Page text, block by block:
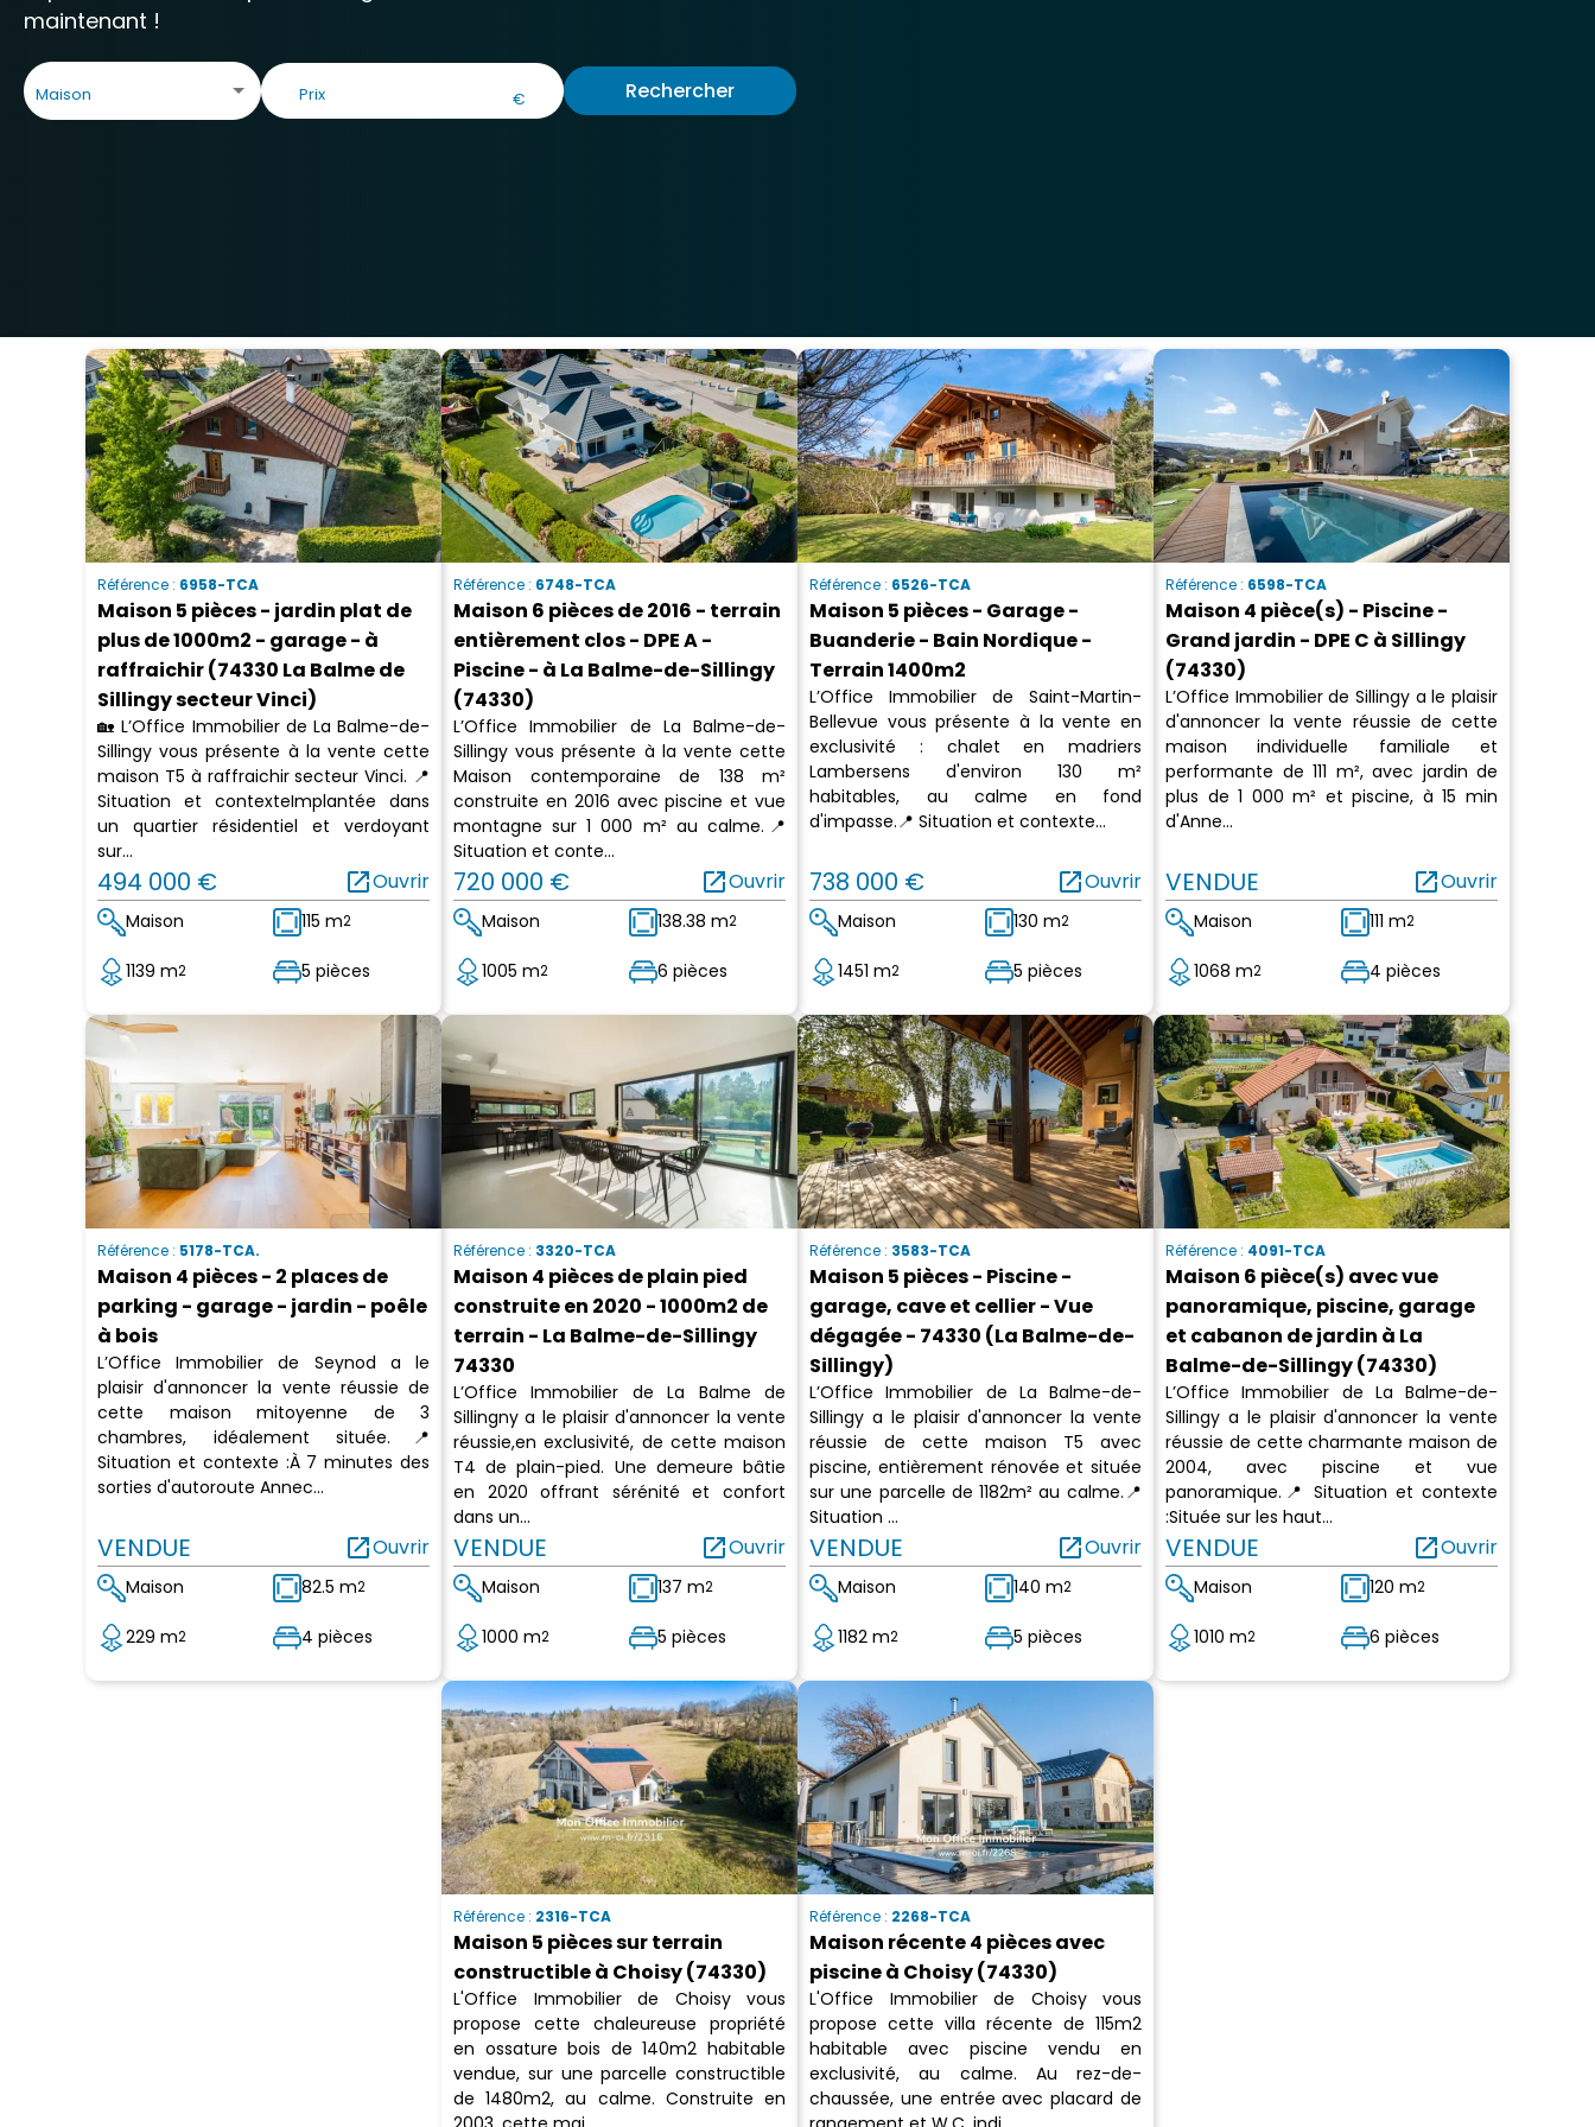
maintenant !
Maison € Rechercher
Référence : 6958-TCA
Maison 5 pièces - jardin plat de
plus de 1000m2 - garage - à
raffraichir (74330 La Balme de
Sillingy secteur Vinci)
🏡 L’Office Immobilier de La Balme-de-
Sillingy vous présente à la vente cette
maison T5 à raffraichir secteur Vinci. 📍
Situation et contexteImplantée dans
un quartier résidentiel et verdoyant
sur...
494 000 € open_in_newOuvrir
Maison 115 m2
1139 m2 5 pièces
Référence : 6748-TCA
Maison 6 pièces de 2016 - terrain
entièrement clos - DPE A -
Piscine - à La Balme-de-Sillingy
(74330)
L’Office Immobilier de La Balme-de-
Sillingy vous présente à la vente cette
Maison contemporaine de 138 m²
construite en 2016 avec piscine et vue
montagne sur 1 000 m² au calme.📍
Situation et conte...
720 000 € open_in_newOuvrir
Maison 138.38 m2
1005 m2 6 pièces
Référence : 6526-TCA
Maison 5 pièces - Garage -
Buanderie - Bain Nordique -
Terrain 1400m2
L’Office Immobilier de Saint-Martin-
Bellevue vous présente à la vente en
exclusivité : chalet en madriers
Lambersens d'environ 130 m²
habitables, au calme en fond
d'impasse.📍 Situation et contexte...
738 000 € open_in_newOuvrir
Maison 130 m2
1451 m2 5 pièces
Référence : 6598-TCA
Maison 4 pièce(s) - Piscine -
Grand jardin - DPE C à Sillingy
(74330)
L’Office Immobilier de Sillingy a le plaisir
d'annoncer la vente réussie de cette
maison individuelle familiale et
performante de 111 m², avec jardin de
plus de 1 000 m² et piscine, à 15 min
d'Anne...
VENDUE open_in_newOuvrir
Maison 111 m2
1068 m2 4 pièces
Référence : 5178-TCA.
Maison 4 pièces - 2 places de
parking - garage - jardin - poêle
à bois
L’Office Immobilier de Seynod a le
plaisir d'annoncer la vente réussie de
cette maison mitoyenne de 3
chambres, idéalement située.📍
Situation et contexte :À 7 minutes des
sorties d'autoroute Annec...
VENDUE open_in_newOuvrir
Maison 82.5 m2
229 m2 4 pièces
Référence : 3320-TCA
Maison 4 pièces de plain pied
construite en 2020 - 1000m2 de
terrain - La Balme-de-Sillingy
74330
L’Office Immobilier de La Balme de
Sillingny a le plaisir d'annoncer la vente
réussie,en exclusivité, de cette maison
T4 de plain-pied. Une demeure bâtie
en 2020 offrant sérénité et confort
dans un...
VENDUE open_in_newOuvrir
Maison 137 m2
1000 m2 5 pièces
Référence : 3583-TCA
Maison 5 pièces - Piscine -
garage, cave et cellier - Vue
dégagée - 74330 (La Balme-de-
Sillingy)
L’Office Immobilier de La Balme-de-
Sillingy a le plaisir d'annoncer la vente
réussie de cette maison T5 avec
piscine, entièrement rénovée et située
sur une parcelle de 1182m² au calme.📍
Situation ...
VENDUE open_in_newOuvrir
Maison 140 m2
1182 m2 5 pièces
Référence : 4091-TCA
Maison 6 pièce(s) avec vue
panoramique, piscine, garage
et cabanon de jardin à La
Balme-de-Sillingy (74330)
L’Office Immobilier de La Balme-de-
Sillingy a le plaisir d'annoncer la vente
réussie de cette charmante maison de
2004, avec piscine et vue
panoramique.📍 Situation et contexte
:Située sur les haut...
VENDUE open_in_newOuvrir
Maison 120 m2
1010 m2 6 pièces
Référence : 2316-TCA
Maison 5 pièces sur terrain
constructible à Choisy (74330)
L'Office Immobilier de Choisy vous
propose cette chaleureuse propriété
en ossature bois de 140m2 habitable
vendue, sur une parcelle constructible
de 1480m2, au calme. Construite en
Référence : 2268-TCA
Maison récente 4 pièces avec
piscine à Choisy (74330)
L'Office Immobilier de Choisy vous
propose cette villa récente de 115m2
habitable avec piscine vendu en
exclusivité, au calme. Au rez-de-
chaussée, une entrée avec placard de